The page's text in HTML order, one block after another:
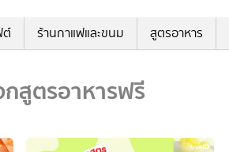
ต์ ร้านกาแฟและขนม สูตรอาหาร
กสูตรอาหารฟรี